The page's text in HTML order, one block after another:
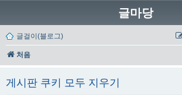
글마당
글걸이(블로그)
처음
게시판 쿠키 모두 지우기